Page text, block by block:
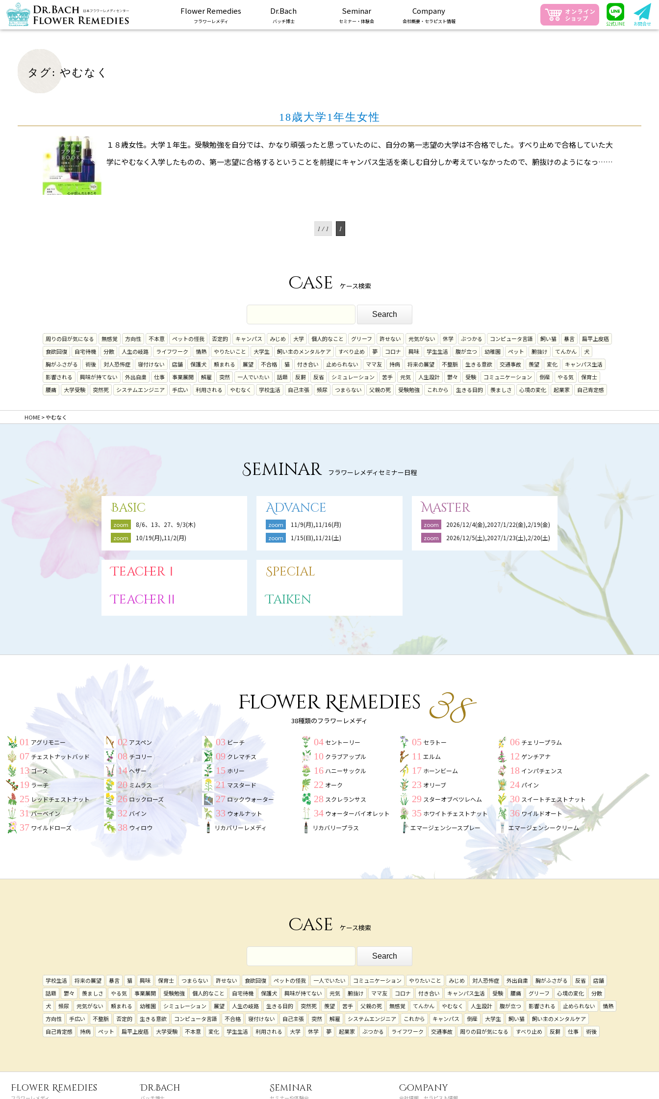
Flower Remedies
フラワーレメディ
Dr.Bach
バッチ博士
Seminar
セミナー・体験会
Company
会社概要・セラピスト情報 公式LINE お問合せ
タグ:やむなく
18歳大学1年生女性
１８歳女性。大学１年生。受験勉強を自分では、かなり頑張ったと思っていたのに、自分の第一志望の大学は不合格でした。すべり止めで合格していた大
学にやむなく入学したものの、第一志望に合格するということを前提にキャンパス生活を楽しむ自分しか考えていなかったので、腑抜けのようになっ……
1 / 1 1
Case ケース検索
周りの目が気になる 無感覚 方向性 不本意 ペットの怪我 否定的 キャンパス みじめ 大学 個人的なこと グリーフ 許せない 元気がない 休学 ぶつかる コンピュータ言語 飼い猫 暴言
扁平上皮癌
食欲回復
自宅待機 分散 人生の岐路 ライフワーク 情熱 やりたいこと 大学生 飼い主のメンタルケア すべり止め 夢 コロナ 興味 学生生活 腹が立つ 幼稚園 ペット 腑抜け てんかん
犬
胸がふさがる
術後 対人恐怖症 寝付けない 店舗 保護犬 頼まれる 展望 不合格 猫 付き合い 止められない ママ友 持病 将来の展望 不整脈 生きる意欲 交通事故 羨望 変化
キャンパス生活
影響される
興味が持てない 外出自粛 仕事 事業展開 解雇 突然 一人でいたい 話題 反芻 反省 シミュレーション 苦手 元気 人生設計 鬱々 受験 コミュニケーション 倒産 やる気
保育士
腰痛
大学受験 突然死 システムエンジニア 手広い 利用される やむなく 学校生活 自己主張 頻尿 つまらない 父親の死 受験勉強 これから 生きる目的 羨ましさ 心境の変化 起業家 自己肯定感
HOME>やむなく
Seminarフラワーレメディセミナー日程
Basic
zoom 8/6、13、27、9/3(木)
zoom 10/19(月),11/2(月)
Advance
zoom 11/9(月),11/16(月)
zoom 1/15(日),11/21(土)
Master
zoom 2026/12/4(金),2027/1/22(金),2/19(金)
zoom 2026/12/5(土),2027/1/23(土),2/20(土)
TeacherⅠ
TeacherⅡ
Special
Taiken
Flower Remedies
38種類のフラワーレメディ
01 アグリモニー 02 アスペン 03 ビーチ 04 セントーリー 05 セラトー 06 チェリープラム
07 チェストナットバッド 08 チコリー 09 クレマチス 10 クラブアップル 11 エルム 12 ゲンチアナ
13ゴース 14 ヘザー 15 ホリー 16 ハニーサックル 17 ホーンビーム 18 インパチェンス
19 ラーチ 20 ミムラス 21 マスタード 22 オーク 23 オリーブ 24 パイン
25 レッドチェストナット 26 ロックローズ 27 ロックウォーター 28 スクレランサス 29 スターオブベツレヘム 30 スイートチェストナット
31バーベイン 32 バイン 33 ウォルナット 34 ウォーターバイオレット 35 ホワイトチェストナット 36ワイルドオート
37 ワイルドローズ 38 ウィロウ リカバリーレメディ リカバリープラス エマージェンシースプレー エマージェンシークリーム
Case ケース検索
学校生活 将来の展望 暴言 猫 興味 保育士 つまらない 許せない 食欲回復 ペットの怪我 一人でいたい コミュニケーション やりたいこと みじめ 対人恐怖症 外出自粛 胸がふさがる 反省
店舗
話題
鬱々 羨ましさ やる気 事業展開 受験勉強 個人的なこと 自宅待機 保護犬 興味が持てない 元気 腑抜け ママ友 コロナ 付き合い キャンパス生活 受験 腰痛 グリーフ 心境の変化
分散
犬
頻尿 元気がない 頼まれる 幼稚園 シミュレーション 展望 人生の岐路 生きる目的 突然死 羨望 苦手 父親の死 無感覚 てんかん やむなく 人生設計 腹が立つ 影響される 止められない
情熱
方向性
手広い 不整脈 否定的 生きる意欲 コンピュータ言語 不合格 寝付けない 自己主張 突然 解雇 システムエンジニア これから キャンパス 倒産 大学生 飼い猫
飼い主のメンタルケア
自己肯定感
持病 ペット 扁平上皮癌 大学受験 不本意 変化 学生生活 利用される 大学 休学 夢 起業家 ぶつかる ライフワーク 交通事故 周りの目が気になる すべり止め 反芻 仕事 術後
Flower Remedies Dr.Bach Seminar Company